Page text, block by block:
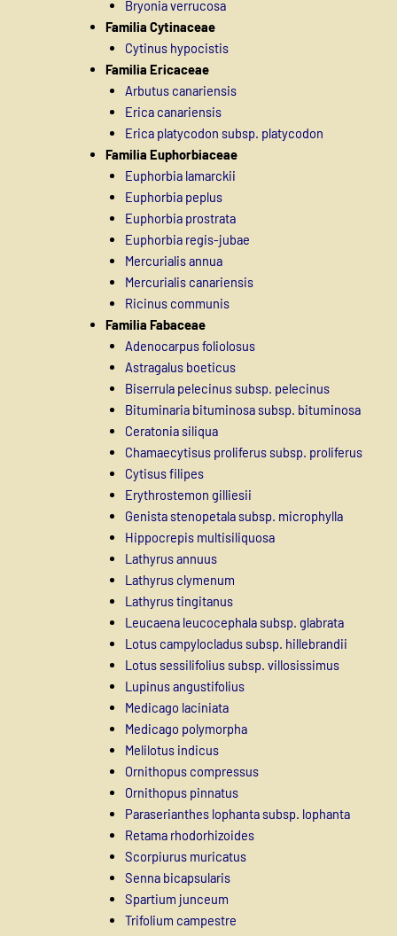
Bryonia verrucosa
Familia Cytinaceae
Cytinus hypocistis
Familia Ericaceae
Arbutus canariensis
Erica canariensis
Erica platycodon subsp. platycodon
Familia Euphorbiaceae
Euphorbia lamarckii
Euphorbia peplus
Euphorbia prostrata
Euphorbia regis-jubae
Mercurialis annua
Mercurialis canariensis
Ricinus communis
Familia Fabaceae
Adenocarpus foliolosus
Astragalus boeticus
Biserrula pelecinus subsp. pelecinus
Bituminaria bituminosa subsp. bituminosa
Ceratonia siliqua
Chamaecytisus proliferus subsp. proliferus
Cytisus filipes
Erythrostemon gilliesii
Genista stenopetala subsp. microphylla
Hippocrepis multisiliquosa
Lathyrus annuus
Lathyrus clymenum
Lathyrus tingitanus
Leucaena leucocephala subsp. glabrata
Lotus campylocladus subsp. hillebrandii
Lotus sessilifolius subsp. villosissimus
Lupinus angustifolius
Medicago laciniata
Medicago polymorpha
Melilotus indicus
Ornithopus compressus
Ornithopus pinnatus
Paraserianthes lophanta subsp. lophanta
Retama rhodorhizoides
Scorpiurus muricatus
Senna bicapsularis
Spartium junceum
Trifolium campestre